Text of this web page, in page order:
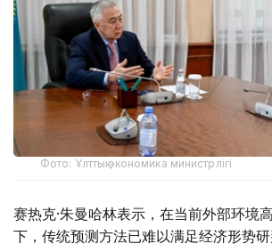
Фото: Ұлттық экономика министрлігі
赛热克·朱曼哈林表示，在当前外部环境
下，传统预测方法已难以满足经济形势研